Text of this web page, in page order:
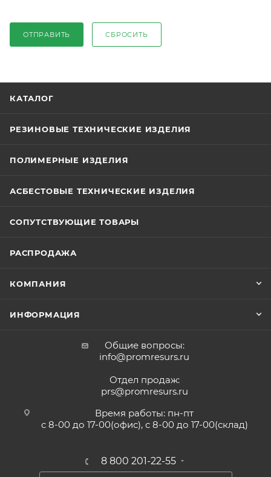
ОТПРАВИТЬ СБРОСИТЬ
КАТАЛОГ
РЕЗИНОВЫЕ ТЕХНИЧЕСКИЕ ИЗДЕЛИЯ
ПОЛИМЕРНЫЕ ИЗДЕЛИЯ
АСБЕСТОВЫЕ ТЕХНИЧЕСКИЕ ИЗДЕЛИЯ
СОПУТСТВУЮЩИЕ ТОВАРЫ
РАСПРОДАЖА
КОМПАНИЯ
ИНФОРМАЦИЯ
Общие вопросы:
info@promresurs.ru
Отдел продаж:
prs@promresurs.ru
Время работы: пн-пт
с 8-00 до 17-00(офис), с 8-00 до 17-00(склад)
8 800 201-22-55